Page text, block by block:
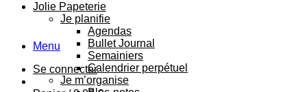
Menu
Se connecter
Jolie Papeterie
Je planifie
Agendas
Bullet Journal
Semainiers
Calendrier perpétuel
Je m’organise